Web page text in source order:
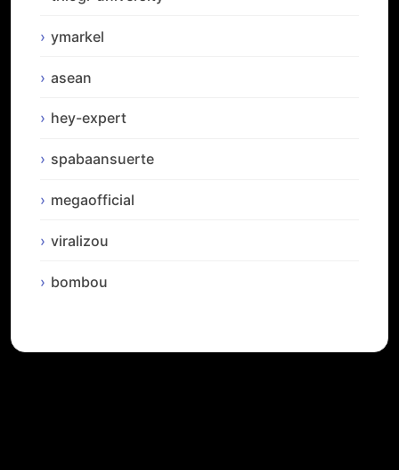
ymarkel
asean
hey-expert
spabaansuerte
megaofficial
viralizou
bombou